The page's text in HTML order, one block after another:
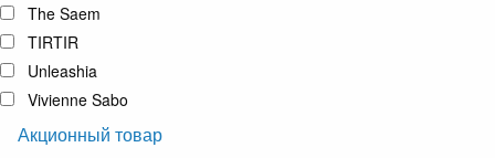
The Saem
TIRTIR
Unleashia
Vivienne Sabo
Акционный товар